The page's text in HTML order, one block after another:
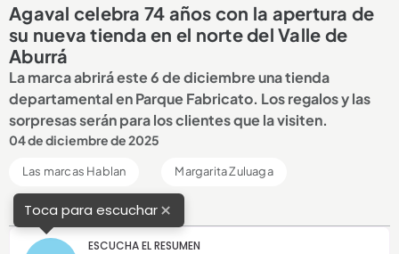
Agaval celebra 74 años con la apertura de
su nueva tienda en el norte del Valle de
Aburrá
La marca abrirá este 6 de diciembre una tienda
departamental en Parque Fabricato. Los regalos y las
sorpresas serán para los clientes que la visiten.
04 de diciembre de 2025
Las marcas Hablan Margarita Zuluaga
Toca para escuchar×
ESCUCHA EL RESUMEN